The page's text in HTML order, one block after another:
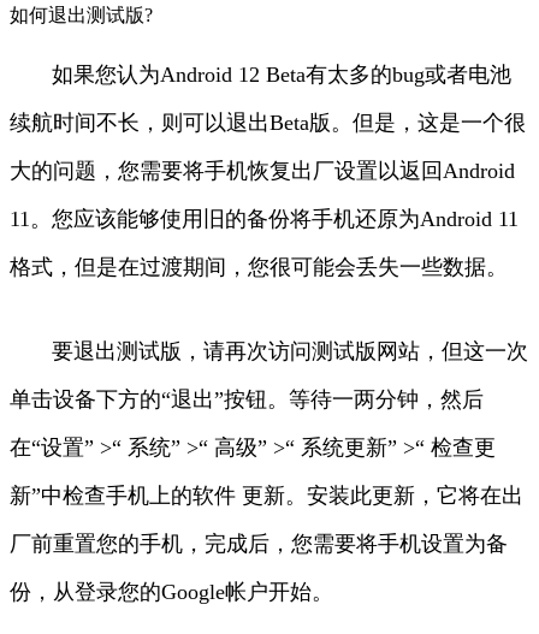
如何退出测试版?
如果您认为Android 12 Beta有太多的bug或者电池
续航时间不长，则可以退出Beta版。但是，这是一个很
大的问题，您需要将手机恢复出厂设置以返回Android
11。您应该能够使用旧的备份将手机还原为Android 11
格式，但是在过渡期间，您很可能会丢失一些数据。
要退出测试版，请再次访问测试版网站，但这一次
单击设备下方的“退出”按钮。等待一两分钟，然后
在“设置” >“ 系统” >“ 高级” >“ 系统更新” >“ 检查更
新”中检查手机上的软件 更新。安装此更新，它将在出
厂前重置您的手机，完成后，您需要将手机设置为备
份，从登录您的Google帐户开始。